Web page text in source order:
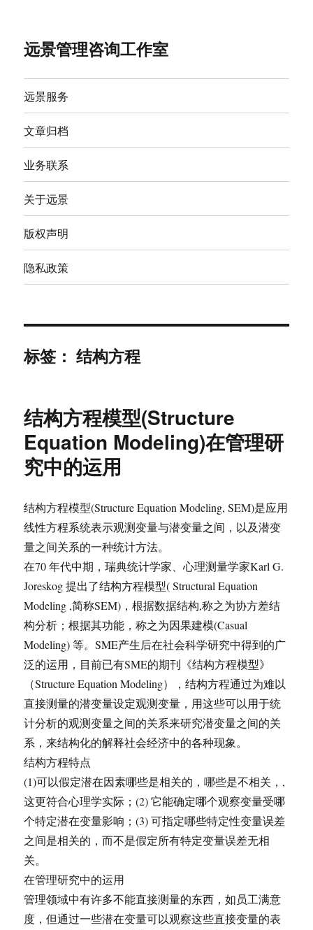
远景管理咨询工作室
远景服务
文章归档
业务联系
关于远景
版权声明
隐私政策
标签：结构方程
结构方程模型(Structure
Equation Modeling)在管理研
究中的运用
结构方程模型(Structure Equation Modeling, SEM)是应用
线性方程系统表示观测变量与潜变量之间，以及潜变
量之间关系的一种统计方法。
在70 年代中期，瑞典统计学家、心理测量学家Karl G.
Joreskog 提出了结构方程模型( Structural Equation
Modeling ,简称SEM)，根据数据结构,称之为协方差结
构分析；根据其功能，称之为因果建模(Casual
Modeling) 等。SME产生后在社会科学研究中得到的广
泛的运用，目前已有SME的期刊《结构方程模型》
（Structure Equation Modeling），结构方程通过为难以
直接测量的潜变量设定观测变量，用这些可以用于统
计分析的观测变量之间的关系来研究潜变量之间的关
系，来结构化的解释社会经济中的各种现象。
结构方程特点
(1)可以假定潜在因素哪些是相关的，哪些是不相关，,
这更符合心理学实际；(2) 它能确定哪个观察变量受哪
个特定潜在变量影响；(3) 可指定哪些特定性变量误差
之间是相关的，而不是假定所有特定变量误差无相
关。
在管理研究中的运用
管理领域中有许多不能直接测量的东西，如员工满意
度，但通过一些潜在变量可以观察这些直接变量的表